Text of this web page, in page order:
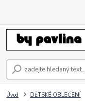
Úvod DĚTSKÉ OBLEČENÍ